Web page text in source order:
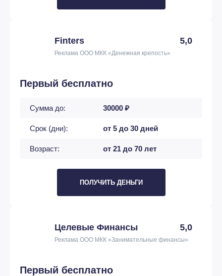
Finters 5,0
Реклама ООО МКК «Денежная крепость»
Первый бесплатно
Сумма до: 30000 ₽
Срок (дни): от 5 до 30 дней
Возраст: от 21 до 70 лет
ПОЛУЧИТЬ ДЕНЬГИ
Целевые Финансы 5,0
Реклама ООО МКК «Занимательные финансы»
Первый бесплатно